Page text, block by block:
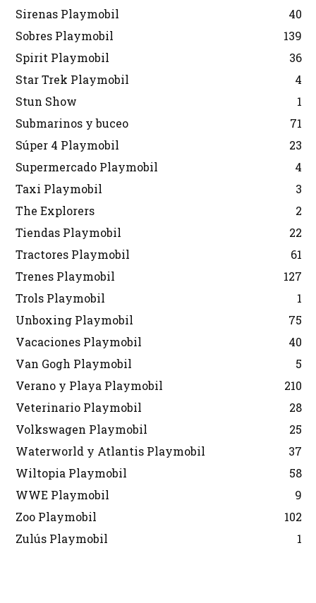
Sirenas Playmobil
40
Sobres Playmobil
139
Spirit Playmobil
36
Star Trek Playmobil
4
Stun Show
1
Submarinos y buceo
71
Súper 4 Playmobil
23
Supermercado Playmobil
4
Taxi Playmobil
3
The Explorers
2
Tiendas Playmobil
22
Tractores Playmobil
61
Trenes Playmobil
127
Trols Playmobil
1
Unboxing Playmobil
75
Vacaciones Playmobil
40
Van Gogh Playmobil
5
Verano y Playa Playmobil
210
Veterinario Playmobil
28
Volkswagen Playmobil
25
Waterworld y Atlantis Playmobil
37
Wiltopia Playmobil
58
WWE Playmobil
9
Zoo Playmobil
102
Zulús Playmobil
1